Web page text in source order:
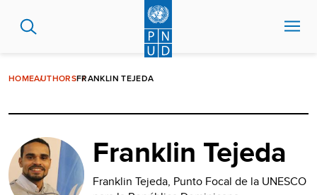
contenu
HOMEAUTHORSFRANKLIN TEJEDA
Franklin Tejeda
Franklin Tejeda, Punto Focal de la UNESCO